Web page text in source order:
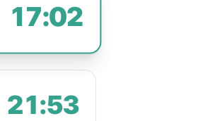
17:02
21:53